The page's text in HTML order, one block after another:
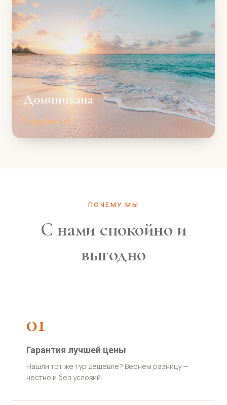
Доминикана
Подробнее →
ПОЧЕМУ МЫ
С нами спокойно и
выгодно
01
Гарантия лучшей цены
Нашли тот же тур дешевле? Вернём разницу —
честно и без условий.